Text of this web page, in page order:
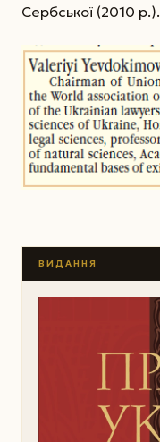
Сербської (2010 р.).
ВИДАННЯ